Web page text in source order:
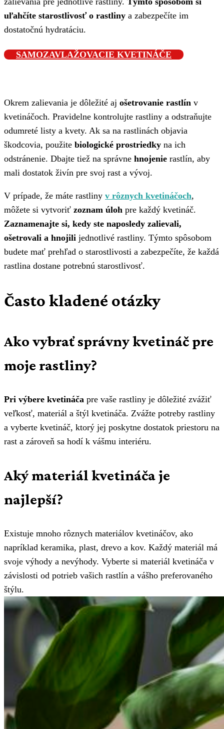
uľahčíte starostlivosť o rastliny a zabezpečíte im
dostatočnú hydratáciu.
SAMOZAVLAŽOVACIE KVETINÁČE
Okrem zalievania je dôležité aj ošetrovanie rastlín v
kvetináčoch. Pravidelne kontrolujte rastliny a odstraňujte
odumreté listy a kvety. Ak sa na rastlinách objavia
škodcovia, použite biologické prostriedky na ich
odstránenie. Dbajte tiež na správne hnojenie rastlín, aby
mali dostatok živín pre svoj rast a vývoj.
V prípade, že máte rastliny v rôznych kvetináčoch,
môžete si vytvoriť zoznam úloh pre každý kvetináč.
Zaznamenajte si, kedy ste naposledy zalievali,
ošetrovali a hnojili jednotlivé rastliny. Týmto spôsobom
budete mať prehľad o starostlivosti a zabezpečíte, že každá
rastlina dostane potrebnú starostlivosť.
Často kladené otázky
Ako vybrať správny kvetináč pre
moje rastliny?
Pri výbere kvetináča pre vaše rastliny je dôležité zvážiť
veľkosť, materiál a štýl kvetináča. Zvážte potreby rastliny
a vyberte kvetináč, ktorý jej poskytne dostatok priestoru na
rast a zároveň sa hodí k vášmu interiéru.
Aký materiál kvetináča je
najlepší?
Existuje mnoho rôznych materiálov kvetináčov, ako
napríklad keramika, plast, drevo a kov. Každý materiál má
svoje výhody a nevýhody. Vyberte si materiál kvetináča v
závislosti od potrieb vašich rastlín a vášho preferovaného
štýlu.